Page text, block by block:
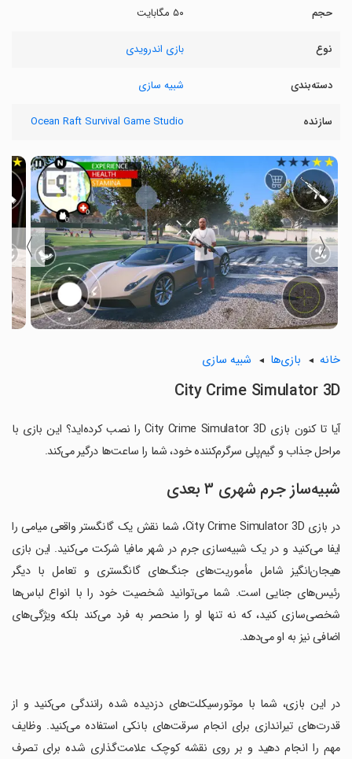
حجم ۵۰ مگابایت
نوع بازی اندرویدی
دسته‌بندی شبیه سازی
سازنده Ocean Raft Survival Game Studio
〈
〉
خانه بازی‌ها شبیه سازی
City Crime Simulator 3D
آیا تا کنون بازی City Crime Simulator 3D را نصب کرده‌اید؟ این بازی با
مراحل جذاب و گیم‌پلی سرگرم‌کننده خود، شما را ساعت‌ها درگیر می‌کند.
شبیه‌ساز جرم شهری ۳ بعدی
در بازی City Crime Simulator 3D، شما نقش یک گانگستر واقعی میامی را
ایفا می‌کنید و در یک شبیه‌سازی جرم در شهر مافیا شرکت می‌کنید. این بازی
هیجان‌انگیز شامل مأموریت‌های جنگ‌های گانگستری و تعامل با دیگر
رئیس‌های جنایی است. شما می‌توانید شخصیت خود را با انواع لباس‌ها
شخصی‌سازی کنید، که نه تنها او را منحصر به فرد می‌کند بلکه ویژگی‌های
اضافی نیز به او می‌دهد.
‏در این بازی، شما با موتورسیکلت‌های دزدیده شده رانندگی می‌کنید و از
قدرت‌های تیراندازی برای انجام سرقت‌های بانکی استفاده می‌کنید. وظایف
مهم را انجام دهید و بر روی نقشه کوچک علامت‌گذاری شده برای تصرف